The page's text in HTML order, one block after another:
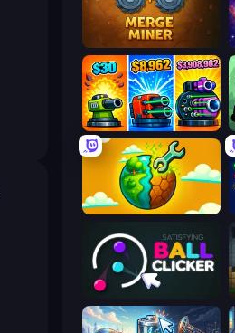
Merge Miner
Pumpkin Defense: Merge Cannon
Land Explorers: Merge & Build
Satisfying Ball Clicker